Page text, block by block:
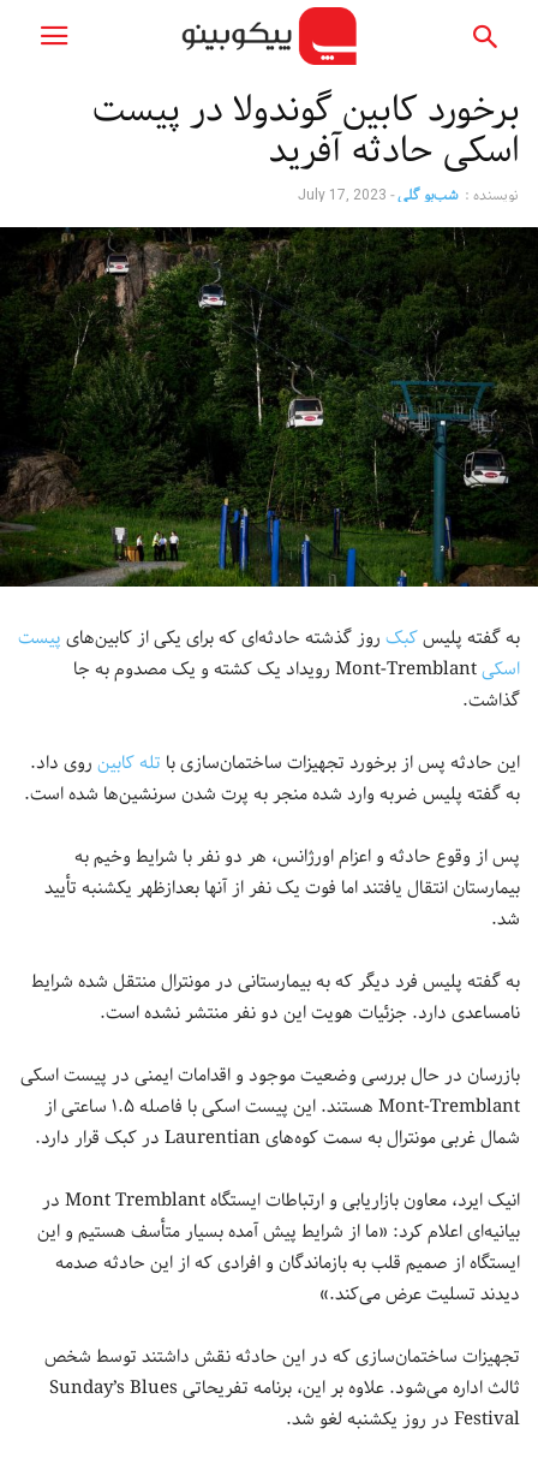
برخورد کابین گوندولا در پیست
اسکی حادثه آفرید
نویسنده : شب‌بو گلی-
July 17, 2023
به گفته پلیسکبکروز گذشته حادثه‌ای که برای یکی از کابین‌هایپیست
اسکی
Mont-Tremblant رویداد یک کشته و یک مصدوم به جا
گذاشت.
این حادثه پس از برخورد تجهیزات ساختمان‌سازی با تله کابینروی داد.
به گفته پلیس ضربه وارد شده منجر به پرت شدن سرنشین‌ها شده است.
پس از وقوع حادثه و اعزام اورژانس، هر دو نفر با شرایط وخیم به
بیمارستان انتقال یافتند اما فوت یک نفر از آنها بعدازظهر یکشنبه تأیید
شد.
به گفته پلیس فرد دیگر که به بیمارستانی در مونترال منتقل شده شرایط
نامساعدی دارد. جزئیات هویت این دو نفر منتشر نشده است.
بازرسان در حال بررسی وضعیت موجود و اقدامات ایمنی در پیست اسکی
Mont-Tremblant هستند. این پیست اسکی با فاصله ۱.۵ ساعتی از
شمال غربی مونترال به سمت کوه‌های Laurentian در کبک قرار دارد.
انیک ایرد، معاون بازاریابی و ارتباطات ایستگاه Mont Tremblant در
بیانیه‌ای اعلام کرد: «ما از شرایط پیش آمده بسیار متأسف هستیم و این
ایستگاه از صمیم قلب به بازماندگان و افرادی که از این حادثه صدمه
دیدند تسلیت عرض می‌کند.»
تجهیزات ساختمان‌سازی که در این حادثه نقش داشتند توسط شخص
ثالث اداره می‌شود. علاوه بر این، برنامه تفریحاتی Sunday’s Blues
Festival در روز یکشنبه لغو شد.